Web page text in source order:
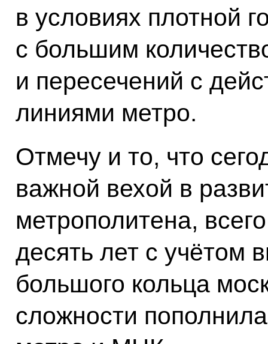
в условиях плотной
с большим
и пересечений с
линиями метро.
Отмечу и то, что
важной вехой в
метрополитена,
десять лет с учётом
большого кольца
сложности